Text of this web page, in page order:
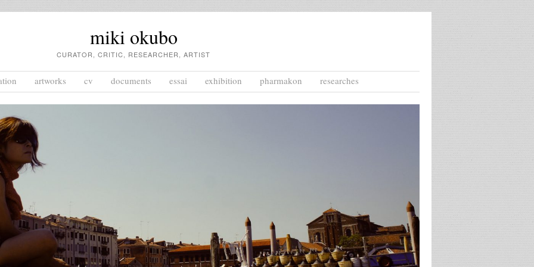
miki okubo
CURATOR, CRITIC, RESEARCHER, ARTIST
artworks cv documents essai exhibition pharmakon researches